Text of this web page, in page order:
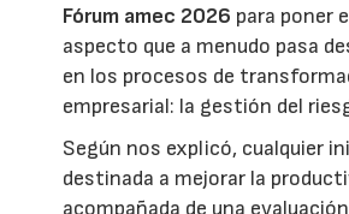
Fórum amec 2026 para poner
aspecto que a menudo pasa
en los procesos de
empresarial: la gestión del
Según nos explicó, cualquier
destinada a mejorar la
acompañada de una